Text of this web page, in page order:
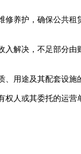
养护，确保公共租
解决，不足部分由
用途及其配套设施
人或其委托的运营